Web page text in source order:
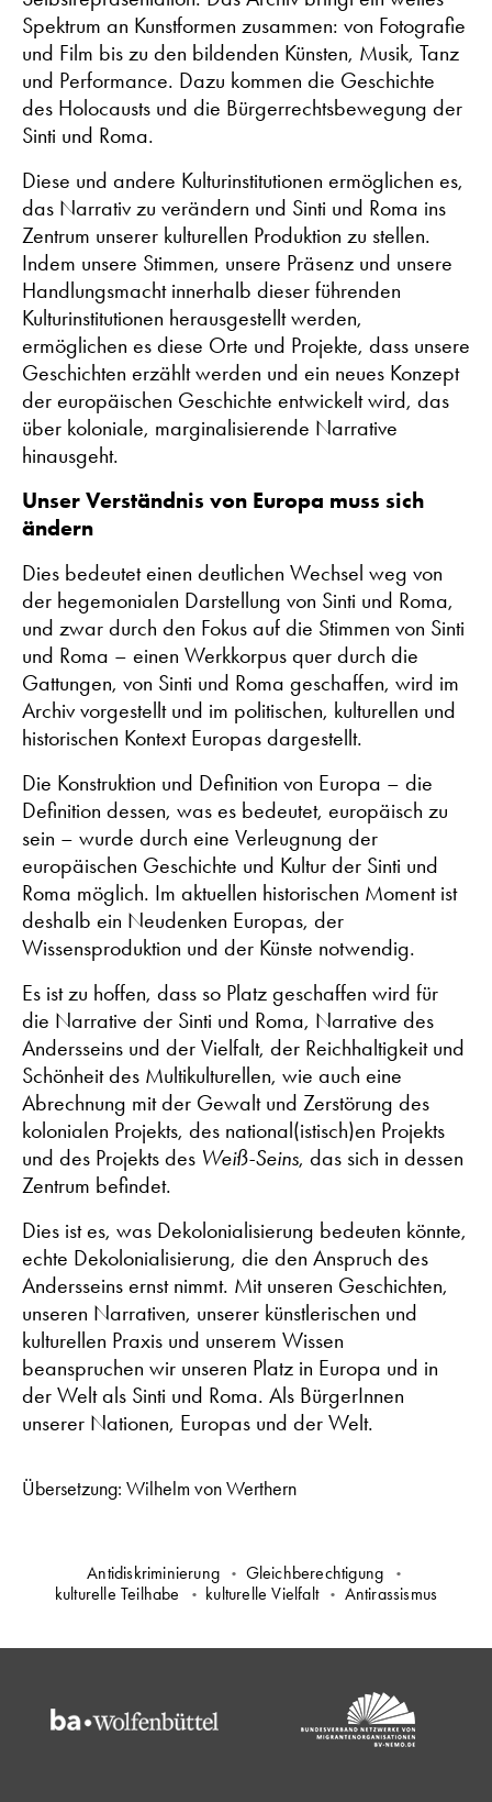
Spektrum an Kunstformen zusammen: von Fotografie
und Film bis zu den bildenden Künsten, Musik, Tanz
und Performance. Dazu kommen die Geschichte
des Holocausts und die Bürgerrechtsbewegung der
Sinti und Roma.
Diese und andere Kulturinstitutionen ermöglichen es,
das Narrativ zu verändern und Sinti und Roma ins
Zentrum unserer kulturellen Produktion zu stellen.
Indem unsere Stimmen, unsere Präsenz und unsere
Handlungsmacht innerhalb dieser führenden
Kulturinstitutionen herausgestellt werden,
ermöglichen es diese Orte und Projekte, dass unsere
Geschichten erzählt werden und ein neues Konzept
der europäischen Geschichte entwickelt wird, das
über koloniale, marginalisierende Narrative
hinausgeht.
Unser Verständnis von Europa muss sich
ändern
Dies bedeutet einen deutlichen Wechsel weg von
der hegemonialen Darstellung von Sinti und Roma,
und zwar durch den Fokus auf die Stimmen von Sinti
und Roma – einen Werkkorpus quer durch die
Gattungen, von Sinti und Roma geschaffen, wird im
Archiv vorgestellt und im politischen, kulturellen und
historischen Kontext Europas dargestellt.
Die Konstruktion und Definition von Europa – die
Definition dessen, was es bedeutet, europäisch zu
sein – wurde durch eine Verleugnung der
europäischen Geschichte und Kultur der Sinti und
Roma möglich. Im aktuellen historischen Moment ist
deshalb ein Neudenken Europas, der
Wissensproduktion und der Künste notwendig.
Es ist zu hoffen, dass so Platz geschaffen wird für
die Narrative der Sinti und Roma, Narrative des
Andersseins und der Vielfalt, der Reichhaltigkeit und
Schönheit des Multikulturellen, wie auch eine
Abrechnung mit der Gewalt und Zerstörung des
kolonialen Projekts, des national(istisch)en Projekts
und des Projekts des Weiß-Seins, das sich in dessen
Zentrum befindet.
Dies ist es, was Dekolonialisierung bedeuten könnte,
echte Dekolonialisierung, die den Anspruch des
Andersseins ernst nimmt. Mit unseren Geschichten,
unseren Narrativen, unserer künstlerischen und
kulturellen Praxis und unserem Wissen
beanspruchen wir unseren Platz in Europa und in
der Welt als Sinti und Roma. Als BürgerInnen
unserer Nationen, Europas und der Welt.
Übersetzung: Wilhelm von Werthern
Antidiskriminierung
Gleichberechtigung
kulturelle Teilhabe
kulturelle Vielfalt Antirassismus